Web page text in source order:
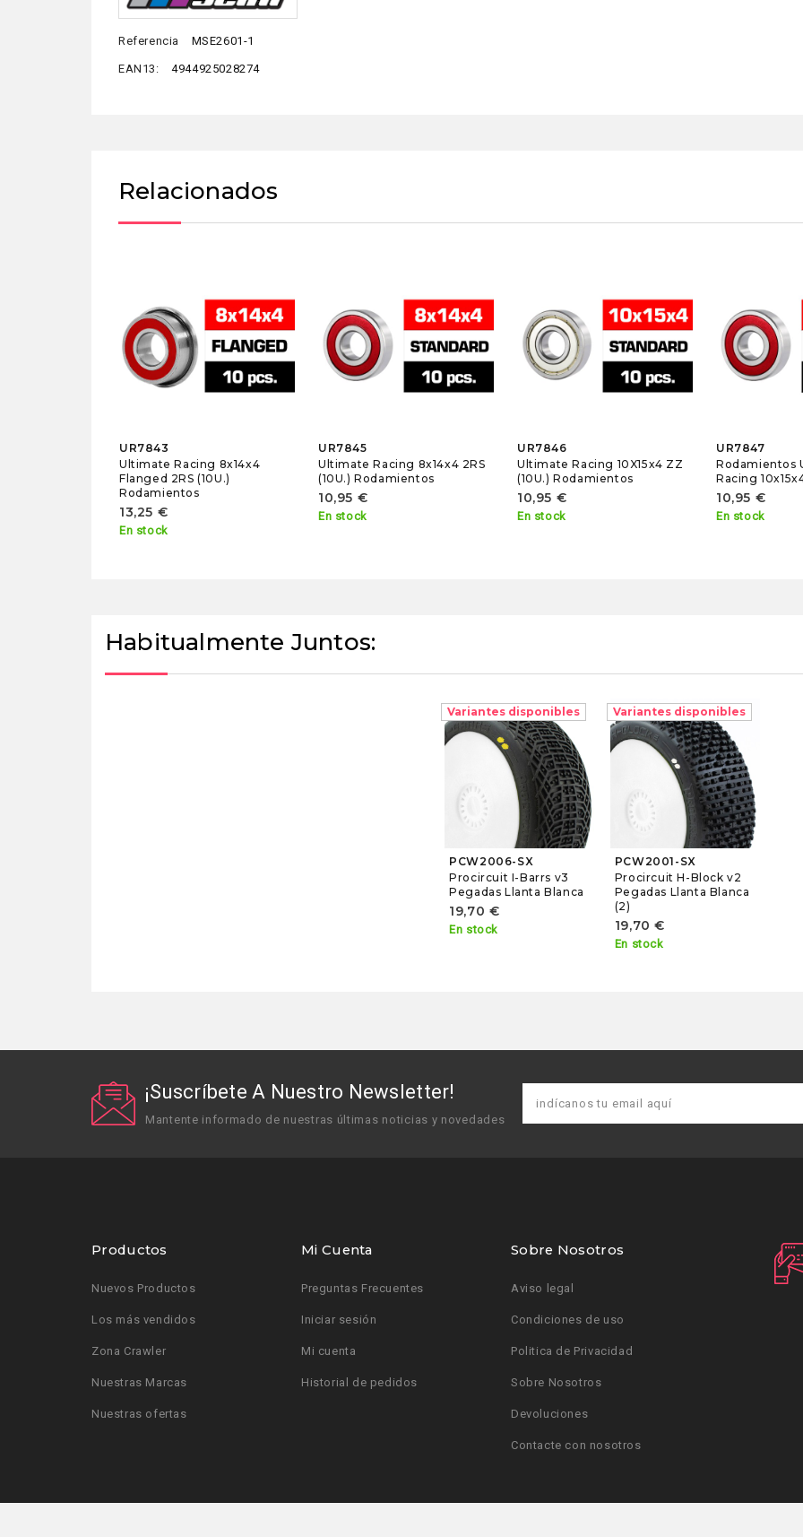
Referencia MSE2601-1
EAN13: 4944925028274
Relacionados
UR7843
Ultimate Racing 8x14x4
Flanged 2RS (10U.)
Rodamientos
13,25 €
En stock
UR7845
Ultimate Racing 8x14x4 2RS
(10U.) Rodamientos
10,95 €
En stock
UR7846
Ultimate Racing 10X15x4 ZZ
(10U.) Rodamientos
10,95 €
En stock
UR7847
Rodamientos
Racing
10,95 €
En stock
Habitualmente Juntos:
Variantes disponibles
PCW2006-SX
Procircuit I-Barrs v3
Pegadas Llanta Blanca
19,70 €
En stock
Variantes disponibles
PCW2001-SX
Procircuit H-Block v2
Pegadas Llanta Blanca
(2)
19,70 €
En stock
¡Suscríbete A Nuestro Newsletter!
Mantente informado de nuestras últimas noticias y novedades
Productos
Nuevos Productos
Los más vendidos
Zona Crawler
Nuestras Marcas
Nuestras ofertas
Mi Cuenta
Preguntas Frecuentes
Iniciar sesión
Mi cuenta
Historial de pedidos
Sobre Nosotros
Aviso legal
Condiciones de uso
Politica de Privacidad
Sobre Nosotros
Devoluciones
Contacte con nosotros